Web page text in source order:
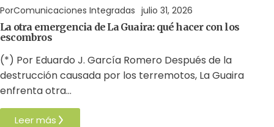
PorComunicaciones Integradas julio 31, 2026
La otra emergencia de La Guaira: qué hacer con los
escombros
(*) Por Eduardo J. García Romero Después de la
destrucción causada por los terremotos, La Guaira
enfrenta otra…
Leer más